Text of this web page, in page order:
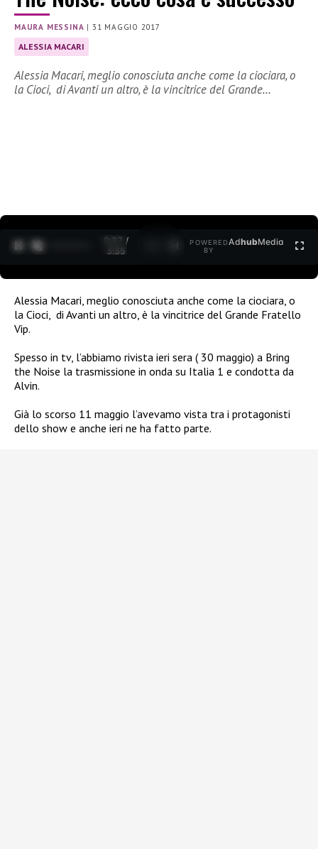
MAURA MESSINA | 31 MAGGIO 2017
ALESSIA MACARI
Alessia Macari, meglio conosciuta anche come la ciociara, o
la Cioci, di Avanti un altro, è la vincitrice del Grande…
0:27 /
3:35
POWERED
BY
AdhubMedia
Alessia Macari, meglio conosciuta anche come la ciociara, o
la Cioci, di Avanti un altro, è la vincitrice del Grande Fratello
Vip.
Spesso in tv, l’abbiamo rivista ieri sera ( 30 maggio) a Bring
the Noise la trasmissione in onda su Italia 1 e condotta da
Alvin.
Già lo scorso 11 maggio l’avevamo vista tra i protagonisti
dello show e anche ieri ne ha fatto parte.